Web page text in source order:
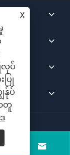
Hanghou
ျားအားလုံး။
X
လုပ်
ြု
န်ုပ်
တူ